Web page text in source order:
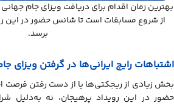
از شروع مسابقات است تا شانس حضور در این
برسد.
اشتباهات رایج ایرانی‌ها در گرفتن ویزای جام
حضور در این رویداد پرهیجان، نه به‌دلیل